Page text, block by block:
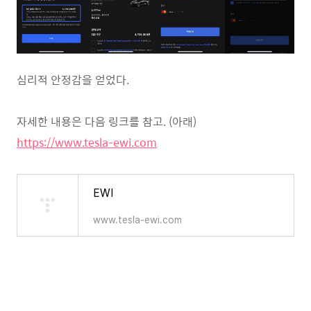
심리적 안정감을 얻었다.
자세한 내용은 다음 링크를 참고. (아래)
https://www.tesla-ewi.com
EWI
www.tesla-ewi.com